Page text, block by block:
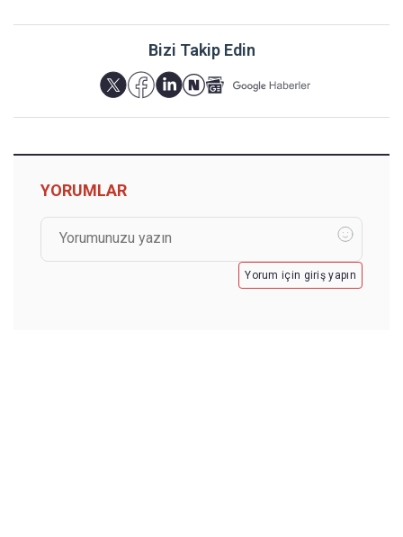
Bizi Takip Edin
YORUMLAR
Yorum için giriş yapın